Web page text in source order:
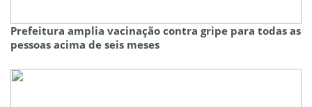
Prefeitura amplia vacinação contra gripe para todas as
pessoas acima de seis meses